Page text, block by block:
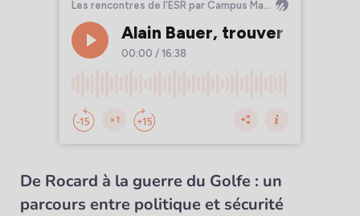
De Rocard à la guerre du Golfe : un
parcours entre politique et sécurité